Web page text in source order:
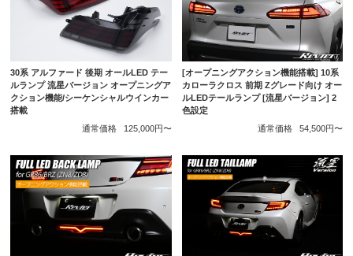
30系 アルファード 後期 オールLED テー
ルランプ 流星バージョン オープニングア
クション機能/シーケンシャルウインカー
搭載
通常価格
125,000円〜
[オープニングアクション機能搭載] 10系
カローラクロス 前期 Zグレード向け オー
ルLEDテールランプ [流星バージョン] 2
色設定
通常価格
54,500円〜